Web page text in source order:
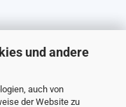
und andere
auch von
der Website zu